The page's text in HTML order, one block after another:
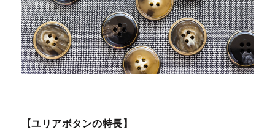
【ユリアボタンの特長】